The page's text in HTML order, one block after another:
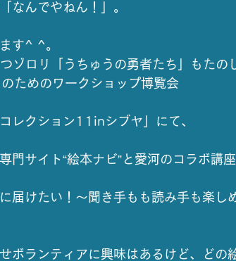
なんでやねん！」。
す^ ^。
ゾロリ「うちゅうの勇者たち」もたの
ためのワークショップ博覧会
レクション11inシブヤ」にて、
門サイト“絵本ナビ”と愛河のコラボ講
届けたい！～聞き手もも読み手も楽し
ボランティアに興味はあるけど、どの